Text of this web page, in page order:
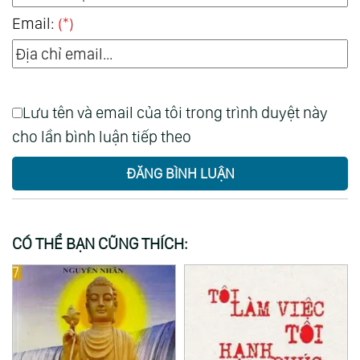
Email: (*)
Lưu tên và email của tôi trong trình duyệt này
cho lần bình luận tiếp theo
ĐĂNG BÌNH LUẬN
CÓ THỂ BẠN CŨNG THÍCH: